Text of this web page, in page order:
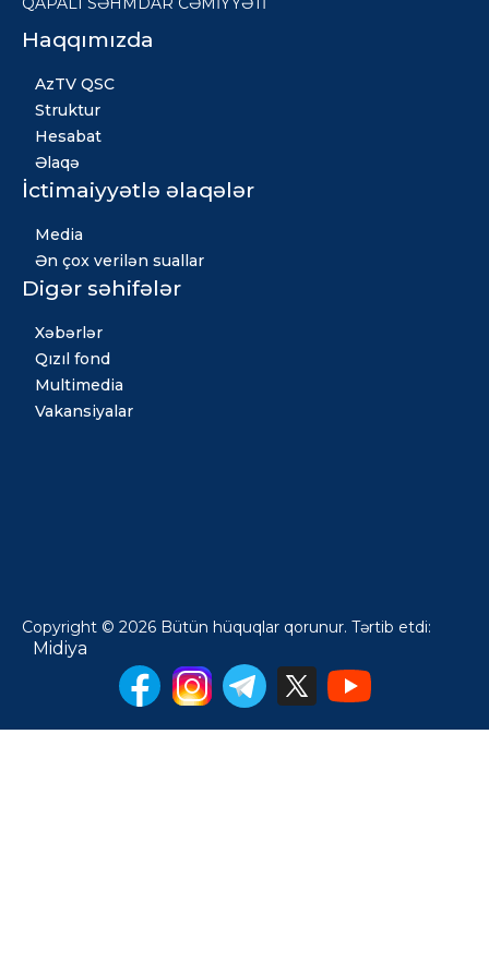
Haqqımızda
AzTV QSC
Struktur
Hesabat
Əlaqə
İctimaiyyətlə əlaqələr
Media
Ən çox verilən suallar
Digər səhifələr
Xəbərlər
Qızıl fond
Multimedia
Vakansiyalar
Copyright © 2026 Bütün hüquqlar qorunur. Tərtib etdi:
Midiya